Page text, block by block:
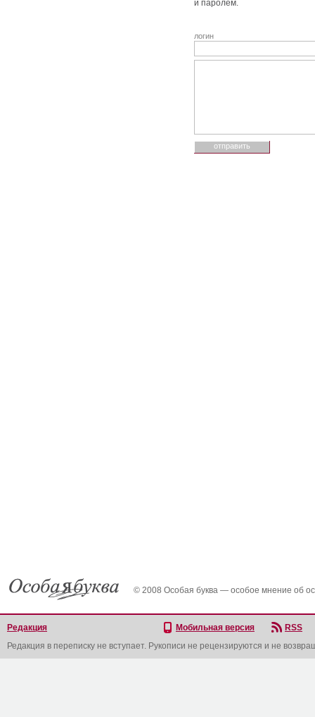
и паролем.
логин
© 2008 Особая буква — особое мнение об
Редакция Мобильная версия
RSS
Редакция в переписку не вступает. Рукописи не рецензируются и не